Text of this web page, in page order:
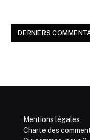
DERNIERS
Mentions légales
Charte des